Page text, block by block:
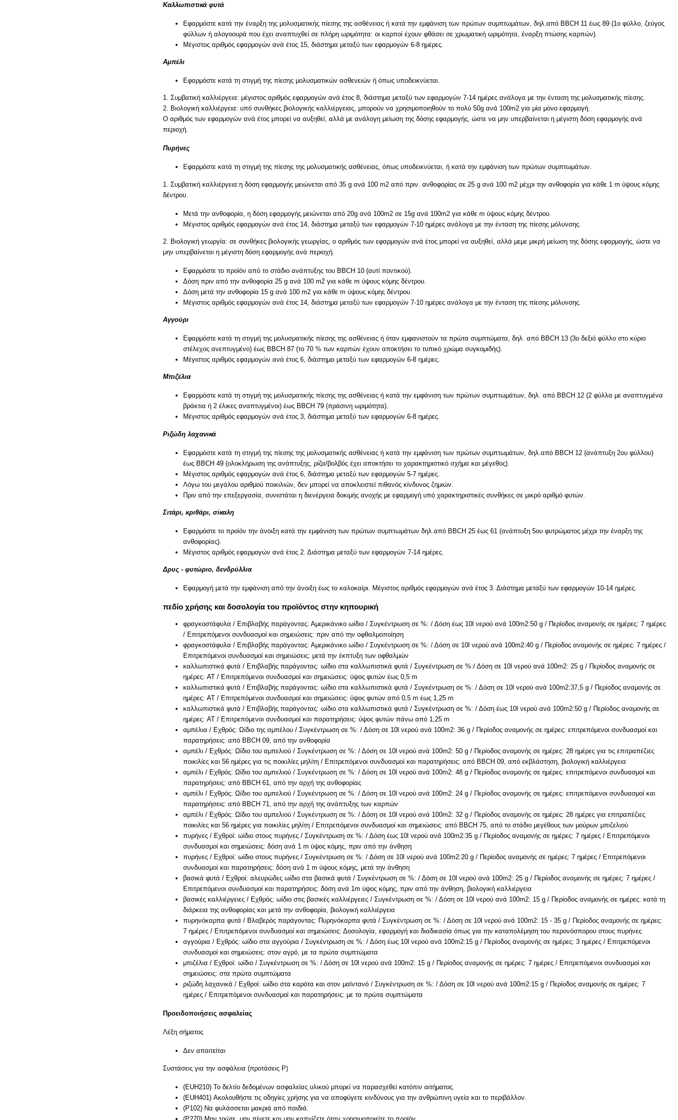
Καλλωπιστικά φυτά
Εφαρμόστε κατά την έναρξη της μολυσματικής πίεσης της ασθένειας ή κατά την εμφάνιση των πρώτων συμπτωμάτων, δηλ.από BBCH 11 έως 89 (1ο φύλλο, ζεύγος
φύλλων ή αλογοουρά που έχει αναπτυχθεί σε πλήρη ωριμότητα: οι καρποί έχουν φθάσει σε χρωματική ωριμότητα, έναρξη πτώσης καρπών).
Μέγιστος αριθμός εφαρμογών ανά έτος 15, διάστημα μεταξύ των εφαρμογών 6-8 ημέρες.
Αμπέλι
Εφαρμόστε κατά τη στιγμή της πίεσης μολυσματικών ασθενειών ή όπως υποδεικνύεται.
1. Συμβατική καλλιέργεια: μέγιστος αριθμός εφαρμογών ανά έτος 8, διάστημα μεταξύ των εφαρμογών 7-14 ημέρες ανάλογα με την ένταση της μολυσματικής πίεσης.
2. Βιολογική καλλιέργεια: υπό συνθήκες βιολογικής καλλιέργειας, μπορούν να χρησιμοποιηθούν το πολύ 50g ανά 100m2 για μία μόνο εφαρμογή.
Ο αριθμός των εφαρμογών ανά έτος μπορεί να αυξηθεί, αλλά με ανάλογη μείωση της δόσης εφαρμογής, ώστε να μην υπερβαίνεται η μέγιστη δόση εφαρμογής ανά
περιοχή.
Πυρήνες
Εφαρμόστε κατά τη στιγμή της πίεσης της μολυσματικής ασθένειας, όπως υποδεικνύεται, ή κατά την εμφάνιση των πρώτων συμπτωμάτων.
1. Συμβατική καλλιέργεια:η δόση εφαρμογής μειώνεται από 35 g ανά 100 m2 από πριν. ανθοφορίας σε 25 g ανά 100 m2 μέχρι την ανθοφορία για κάθε 1 m ύψους κόμης
δέντρου.
Μετά την ανθοφορία, η δόση εφαρμογής μειώνεται από 20g ανά 100m2 σε 15g ανά 100m2 για κάθε m ύψους κόμης δέντρου.
Μέγιστος αριθμός εφαρμογών ανά έτος 14, διάστημα μεταξύ των εφαρμογών 7-10 ημέρες ανάλογα με την ένταση της πίεσης μόλυνσης.
2. Βιολογική γεωργία: σε συνθήκες βιολογικής γεωργίας, ο αριθμός των εφαρμογών ανά έτος μπορεί να αυξηθεί, αλλά μεμε μικρή μείωση της δόσης εφαρμογής, ώστε να
μην υπερβαίνεται η μέγιστη δόση εφαρμογής ανά περιοχή.
Εφαρμόστε το προϊόν από το στάδιο ανάπτυξης του BBCH 10 (αυτί ποντικού).
Δόση πριν από την ανθοφορία 25 g ανά 100 m2 για κάθε m ύψους κόμης δέντρου.
Δόση μετά την ανθοφορία 15 g ανά 100 m2 για κάθε m ύψους κόμης δέντρου.
Μέγιστος αριθμός εφαρμογών ανά έτος 14, διάστημα μεταξύ των εφαρμογών 7-10 ημέρες ανάλογα με την ένταση της πίεσης μόλυνσης.
Αγγούρι
Εφαρμόστε κατά τη στιγμή της μολυσματικής πίεσης της ασθένειας ή όταν εμφανιστούν τα πρώτα συμπτώματα, δηλ. από BBCH 13 (3ο δεξιό φύλλο στο κύριο
στέλεχος ανεπτυγμένο) έως BBCH 87 (το 70 % των καρπών έχουν αποκτήσει το τυπικό χρώμα συγκομιδής).
Μέγιστος αριθμός εφαρμογών ανά έτος 6, διάστημα μεταξύ των εφαρμογών 6-8 ημέρες.
Μπιζέλια
Εφαρμόστε κατά τη στιγμή της μολυσματικής πίεσης της ασθένειας ή κατά την εμφάνιση των πρώτων συμπτωμάτων, δηλ. από BBCH 12 (2 φύλλα με αναπτυγμένα
βράκτια ή 2 έλικες αναπτυγμένοι) έως BBCH 79 (πράσινη ωριμότητα).
Μέγιστος αριθμός εφαρμογών ανά έτος 3, διάστημα μεταξύ των εφαρμογών 6-8 ημέρες.
Ριζώδη λαχανικά
Εφαρμόστε κατά τη στιγμή της πίεσης της μολυσματικής ασθένειας ή κατά την εμφάνιση των πρώτων συμπτωμάτων, δηλ.από BBCH 12 (ανάπτυξη 2ου φύλλου)
έως BBCH 49 (ολοκλήρωση της ανάπτυξης, ρίζα/βολβός έχει αποκτήσει το χαρακτηριστικό σχήμα και μέγεθος).
Μέγιστος αριθμός εφαρμογών ανά έτος 6, διάστημα μεταξύ των εφαρμογών 5-7 ημέρες.
Λόγω του μεγάλου αριθμού ποικιλιών, δεν μπορεί να αποκλειστεί πιθανός κίνδυνος ζημιών.
Πριν από την επεξεργασία, συνιστάται η διενέργεια δοκιμής ανοχής με εφαρμογή υπό χαρακτηριστικές συνθήκες σε μικρό αριθμό φυτών.
Σιτάρι, κριθάρι, σίκαλη
Εφαρμόστε το προϊόν την άνοιξη κατά την εμφάνιση των πρώτων συμπτωμάτων δηλ.από BBCH 25 έως 61 (ανάπτυξη 5ου φυτρώματος μέχρι την έναρξη της
ανθοφορίας).
Μέγιστος αριθμός εφαρμογών ανά έτος 2. Διάστημα μεταξύ των εφαρμογών 7-14 ημέρες.
Δρυς - φυτώριο, δενδρύλλια
Εφαρμογή μετά την εμφάνιση από την άνοιξη έως το καλοκαίρι. Μέγιστος αριθμός εφαρμογών ανά έτος 3. Διάστημα μεταξύ των εφαρμογών 10-14 ημέρες.
πεδίο χρήσης και δοσολογία του προϊόντος στην κηπουρική
φραγκοστάφυλα / Επιβλαβής παράγοντας: Αμερικάνικο ωίδιο / Συγκέντρωση σε %: / Δόση έως 10l νερού ανά 100m2:50 g / Περίοδος αναμονής σε ημέρες: 7 ημέρες
/ Επιτρεπόμενοι συνδυασμοί και σημειώσεις: πριν από την οφθαλμοποίηση
φραγκοστάφυλα / Επιβλαβής παράγοντας: Αμερικάνικο ωίδιο / Συγκέντρωση σε %: / Δόση σε 10l νερού ανά 100m2:40 g / Περίοδος αναμονής σε ημέρες: 7 ημέρες /
Επιτρεπόμενοι συνδυασμοί και σημειώσεις: μετά την έκπτυξη των οφθαλμών
καλλωπιστικά φυτά / Επιβλαβής παράγοντας: ωίδιο στα καλλωπιστικά φυτά / Συγκέντρωση σε %:/ Δόση σε 10l νερού ανά 100m2: 25 g / Περίοδος αναμονής σε
ημέρες: AT / Επιτρεπόμενοι συνδυασμοί και σημειώσεις: ύψος φυτών έως 0,5 m
καλλωπιστικά φυτά / Επιβλαβής παράγοντας: ωίδιο στα καλλωπιστικά φυτά / Συγκέντρωση σε %: / Δόση σε 10l νερού ανά 100m2:37,5 g / Περίοδος αναμονής σε
ημέρες: AT / Επιτρεπόμενοι συνδυασμοί και σημειώσεις: ύψος φυτών από 0,5 m έως 1,25 m
καλλωπιστικά φυτά / Επιβλαβής παράγοντας: ωίδιο στα καλλωπιστικά φυτά / Συγκέντρωση σε %: / Δόση έως 10l νερού ανά 100m2:50 g / Περίοδος αναμονής σε
ημέρες: AT / Επιτρεπόμενοι συνδυασμοί και παρατηρήσεις: ύψος φυτών πάνω από 1,25 m
αμπέλια / Εχθρός: Ωίδιο της αμπέλου / Συγκέντρωση σε %: / Δόση σε 10l νερού ανά 100m2: 36 g / Περίοδος αναμονής σε ημέρες: επιτρεπόμενοι συνδυασμοί και
παρατηρήσεις: από BBCH 09, από την ανθοφορία
αμπέλι / Εχθρός: Ωίδιο του αμπελιού / Συγκέντρωση σε %: / Δόση σε 10l νερού ανά 100m2: 50 g / Περίοδος αναμονής σε ημέρες: 28 ημέρες για τις επιτραπέζιες
ποικιλίες και 56 ημέρες για τις ποικιλίες μηλίτη / Επιτρεπόμενοι συνδυασμοί και παρατηρήσεις: από BBCH 09, από εκβλάστηση, βιολογική καλλιέργεια
αμπέλι / Εχθρός: Ωίδιο του αμπελιού / Συγκέντρωση σε %: / Δόση σε 10l νερού ανά 100m2: 48 g / Περίοδος αναμονής σε ημέρες: επιτρεπόμενοι συνδυασμοί και
παρατηρήσεις: από BBCH 61, από την αρχή της ανθοφορίας
αμπέλι / Εχθρός: Ωίδιο του αμπελιού / Συγκέντρωση σε %: / Δόση σε 10l νερού ανά 100m2: 24 g / Περίοδος αναμονής σε ημέρες: επιτρεπόμενοι συνδυασμοί και
παρατηρήσεις: από BBCH 71, από την αρχή της ανάπτυξης των καρπών
αμπέλι / Εχθρός: Ωίδιο του αμπελιού / Συγκέντρωση σε %: / Δόση σε 10l νερού ανά 100m2: 32 g / Περίοδος αναμονής σε ημέρες: 28 ημέρες για επιτραπέζιες
ποικιλίες και 56 ημέρες για ποικιλίες μηλίτη / Επιτρεπόμενοι συνδυασμοί και σημειώσεις: από BBCH 75, από το στάδιο μεγέθους των μούρων μπιζελιού
πυρήνες / Εχθροί: ωίδιο στους πυρήνες / Συγκέντρωση σε %: / Δόση έως 10l νερού ανά 100m2:35 g / Περίοδος αναμονής σε ημέρες: 7 ημέρες / Επιτρεπόμενοι
συνδυασμοί και σημειώσεις: δόση ανά 1 m ύψος κόμης, πριν από την άνθηση
πυρήνες / Εχθροί: ωίδιο στους πυρήνες / Συγκέντρωση σε %: / Δόση σε 10l νερού ανά 100m2:20 g / Περίοδος αναμονής σε ημέρες: 7 ημέρες / Επιτρεπόμενοι
συνδυασμοί και παρατηρήσεις: δόση ανά 1 m ύψους κόμης, μετά την άνθηση
βασικά φυτά / Εχθροί: αλευρώδες ωίδιο στα βασικά φυτά / Συγκέντρωση σε %: / Δόση σε 10l νερού ανά 100m2: 25 g / Περίοδος αναμονής σε ημέρες: 7 ημέρες /
Επιτρεπόμενοι συνδυασμοί και παρατηρήσεις: δόση ανά 1m ύψος κόμης, πριν από την άνθηση, βιολογική καλλιέργεια
βασικές καλλιέργειες / Εχθρός: ωίδιο στις βασικές καλλιέργειες / Συγκέντρωση σε %: / Δόση σε 10l νερού ανά 100m2: 15 g / Περίοδος αναμονής σε ημέρες: κατά τη
διάρκεια της ανθοφορίας και μετά την ανθοφορία, βιολογική καλλιέργεια
πυρηνόκαρπα φυτά / Βλαβερός παράγοντας: Πυρηνόκαρπα φυτά / Συγκέντρωση σε %: / Δόση σε 10l νερού ανά 100m2: 15 - 35 g / Περίοδος αναμονής σε ημέρες:
7 ημέρες / Επιτρεπόμενοι συνδυασμοί και σημειώσεις: Δοσολογία, εφαρμογή και διαδικασία όπως για την καταπολέμηση του περονόσπορου στους πυρήνες
αγγούρια / Εχθρός: ωίδιο στα αγγούρια / Συγκέντρωση σε %: / Δόση έως 10l νερού ανά 100m2:15 g / Περίοδος αναμονής σε ημέρες: 3 ημέρες / Επιτρεπόμενοι
συνδυασμοί και σημειώσεις: στον αγρό, με τα πρώτα συμπτώματα
μπιζέλια / Εχθροί: ωίδιο / Συγκέντρωση σε %: / Δόση σε 10l νερού ανά 100m2: 15 g / Περίοδος αναμονής σε ημέρες: 7 ημέρες / Επιτρεπόμενοι συνδυασμοί και
σημειώσεις: στα πρώτα συμπτώματα
ριζώδη λαχανικά / Εχθροί: ωίδιο στα καρότα και στον μαϊντανό / Συγκέντρωση σε %: / Δόση σε 10l νερού ανά 100m2:15 g / Περίοδος αναμονής σε ημέρες: 7
ημέρες / Επιτρεπόμενοι συνδυασμοί και παρατηρήσεις: με τα πρώτα συμπτώματα
Προειδοποιήσεις ασφαλείας
Λέξη σήματος
Δεν απαιτείται
Συστάσεις για την ασφάλεια (προτάσεις P)
(EUH210) Το δελτίο δεδομένων ασφαλείας υλικού μπορεί να παρασχεθεί κατόπιν αιτήματος.
(EUH401) Ακολουθήστε τις οδηγίες χρήσης για να αποφύγετε κινδύνους για την ανθρώπινη υγεία και το περιβάλλον.
(P102) Να φυλάσσεται μακριά από παιδιά.